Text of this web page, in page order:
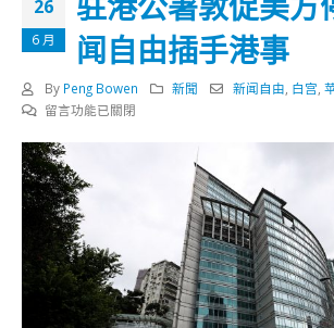
26
6 月
闻自由插手港事
By Peng Bowen 新聞 新闻自由, 白宫,
在
港
公
署
敦
促
美
方
留言功能已關閉